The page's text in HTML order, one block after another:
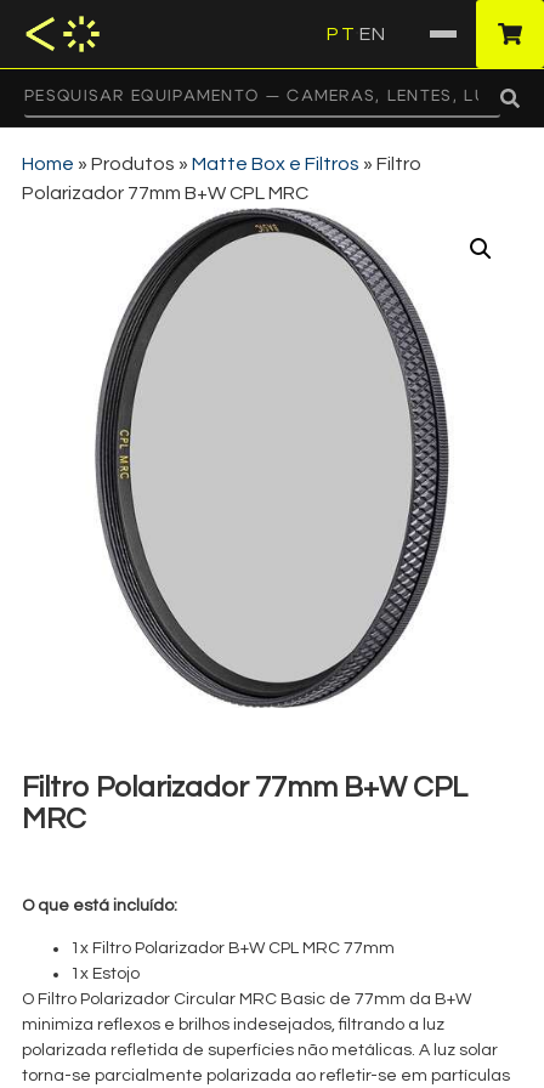
PT EN
Home » Produtos » Matte Box e Filtros » Filtro
Polarizador 77mm B+W CPL MRC
Filtro Polarizador 77mm B+W CPL
MRC
O que está incluído:
1x Filtro Polarizador B+W CPL MRC 77mm
1x Estojo
O Filtro Polarizador Circular MRC Basic de 77mm da B+W
minimiza reflexos e brilhos indesejados, filtrando a luz
polarizada refletida de superfícies não metálicas. A luz solar
torna-se parcialmente polarizada ao refletir-se em partículas